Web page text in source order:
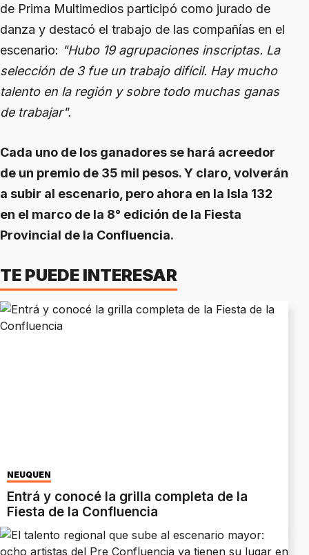
de Prima Multimedios participó como jurado de
danza y destacó el trabajo de las compañías en el
escenario: "Hubo 19 agrupaciones inscriptas. La
selección de 3 fue un trabajo difícil. Hay mucho
talento en la región y sobre todo muchas ganas
de trabajar".
Cada uno de los ganadores se hará acreedor
de un premio de 35 mil pesos. Y claro, volverán
a subir al escenario, pero ahora en la Isla 132
en el marco de la 8° edición de la Fiesta
Provincial de la Confluencia.
TE PUEDE INTERESAR
NEUQUÉN
Entrá y conocé la grilla completa de la
Fiesta de la Confluencia